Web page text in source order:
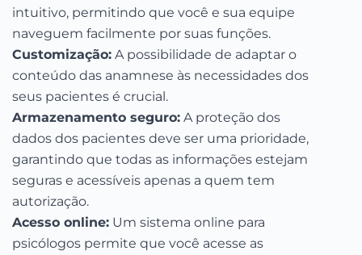
intuitivo, permitindo que você e sua equipe
naveguem facilmente por suas funções.
Customização: A possibilidade de adaptar o
conteúdo das anamnese às necessidades dos
seus pacientes é crucial.
Armazenamento seguro: A proteção dos
dados dos pacientes deve ser uma prioridade,
garantindo que todas as informações estejam
seguras e acessíveis apenas a quem tem
autorização.
Acesso online: Um sistema online para
psicólogos permite que você acesse as